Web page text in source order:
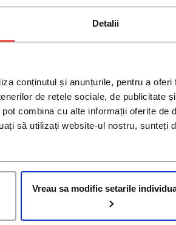
Detalii
conținutul și anunțurile, pentru a
de rețele sociale, de publicitate
combina cu alte informații oferite
să utilizați website-ul nostru, sunteți
Vreau sa modific setarile
CCBR: ADRESĂ Aleea
o stație în direcția Bulevardul
– Medic
Aleea Buchetului nr. 2, bloc
Basarabia cu autobuzele
medicina de familie,medic,medic